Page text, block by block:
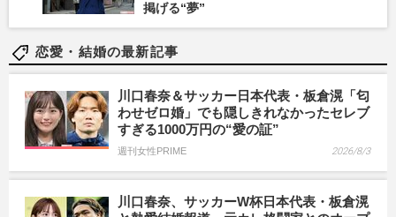
掲げる“夢”
恋愛・結婚の最新記事
川口春奈＆サッカー日本代表・板倉滉「匂
わせゼロ婚」でも隠しきれなかったセレブ
すぎる1000万円の“愛の証”
週刊女性PRIME 2026/8/3
川口春奈、サッカーW杯日本代表・板倉滉